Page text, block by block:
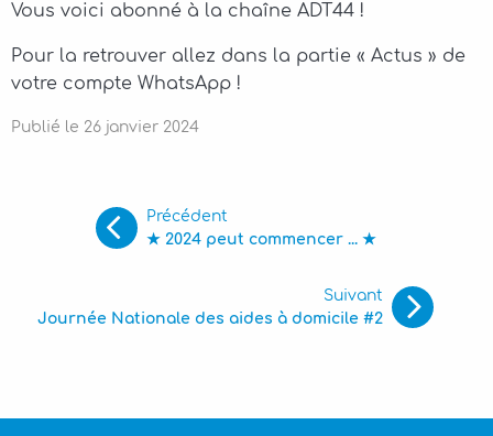
Vous voici abonné à la chaîne ADT44 !
Pour la retrouver allez dans la partie « Actus » de
votre compte WhatsApp !
Publié le 26 janvier 2024
Précédent
★ 2024 peut commencer ... ★
Suivant
Journée Nationale des aides à domicile #2